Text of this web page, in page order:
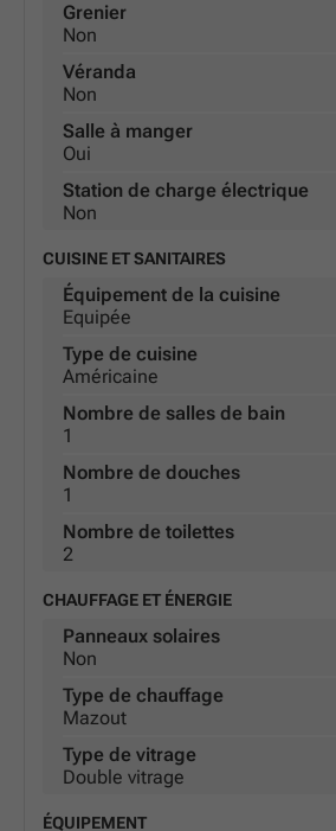
Grenier
Non
Véranda
Non
Salle à manger
Oui
Station de charge électrique
Non
CUISINE ET SANITAIRES
Équipement de la cuisine
Equipée
Type de cuisine
Américaine
Nombre de salles de bain
1
Nombre de douches
1
Nombre de toilettes
2
CHAUFFAGE ET ÉNERGIE
Panneaux solaires
Non
Type de chauffage
Mazout
Type de vitrage
Double vitrage
ÉQUIPEMENT